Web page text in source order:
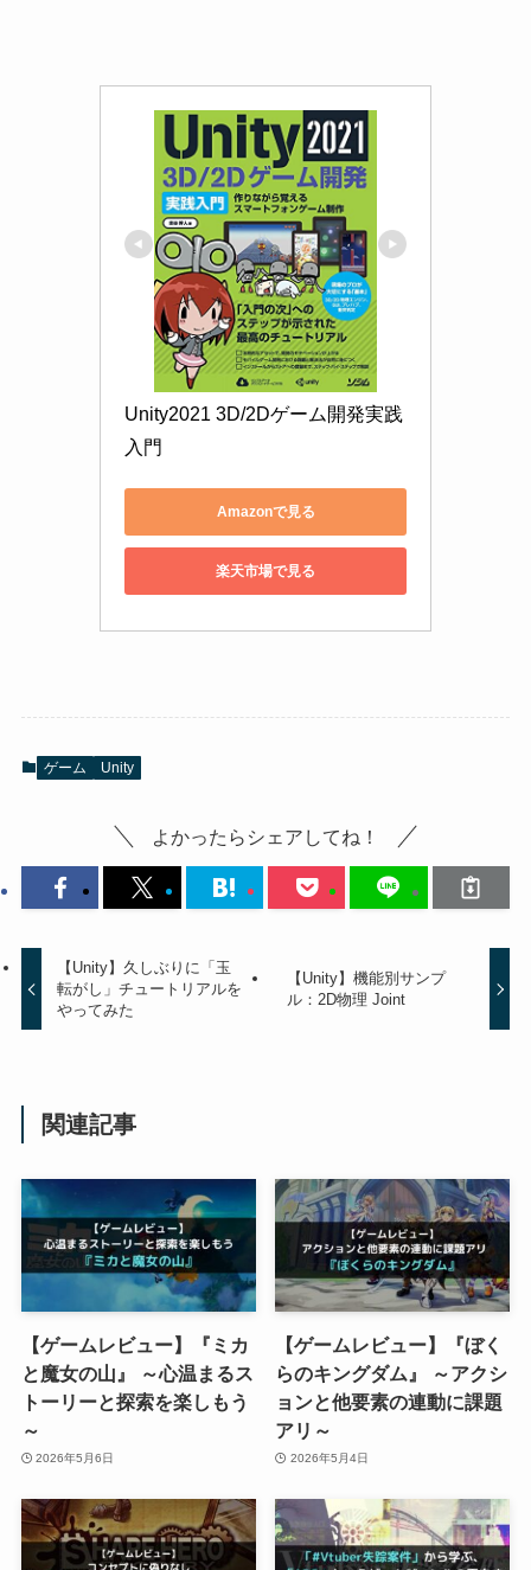
Unity2021 3D/2Dゲーム開発実践
入門
Amazonで見る
楽天市場で見る
ゲーム Unity
よかったらシェアしてね！
【Unity】久しぶりに「玉
転がし」チュートリアルを
やってみた
【Unity】機能別サンプ
ル：2D物理 Joint
関連記事
【ゲームレビュー】『ミカ
と魔女の山』 ～心温まるス
トーリーと探索を楽しもう
～
2026年5月6日
【ゲームレビュー】『ぼく
らのキングダム』 ～アクシ
ョンと他要素の連動に課題
アリ～
2026年5月4日